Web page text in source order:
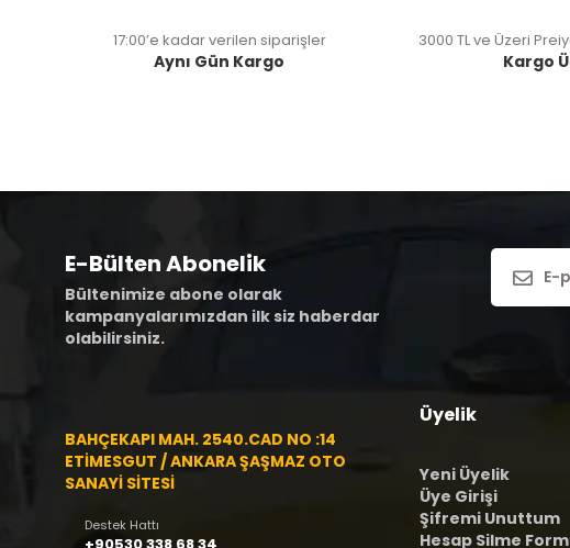
17:00’e kadar verilen siparişler
Aynı Gün Kargo
3000 TL ve Üzeri
Kargo
E-Bülten Abonelik
Bültenimize abone olarak
kampanyalarımızdan ilk siz haberdar
olabilirsiniz.
BAHÇEKAPI MAH. 2540.CAD NO :14
ETİMESGUT / ANKARA ŞAŞMAZ OTO
SANAYİ SİTESİ
Destek Hattı
Üyelik
Yeni Üyelik
Üye Girişi
Şifremi Unuttum
Hesap Silme